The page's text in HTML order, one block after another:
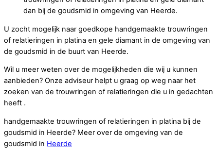
dan bij de goudsmid in omgeving van Heerde.
U zocht mogelijk naar goedkope handgemaakte trouwringen
of relatieringen in platina en gele diamant in de omgeving van
de goudsmid in de buurt van Heerde.
Wil u meer weten over de mogelijkheden die wij u kunnen
aanbieden? Onze adviseur helpt u graag op weg naar het
zoeken van de trouwringen of relatieringen die u in gedachten
heeft .
handgemaakte trouwringen of relatieringen in platina bij de
goudsmid in Heerde? Meer over de omgeving van de
goudsmid in Heerde